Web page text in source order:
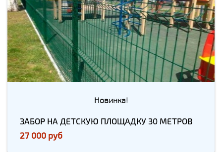
Новинка!
ЗАБОР НА ДЕТСКУЮ ПЛОЩАДКУ 30 МЕТРОВ
27 000 руб